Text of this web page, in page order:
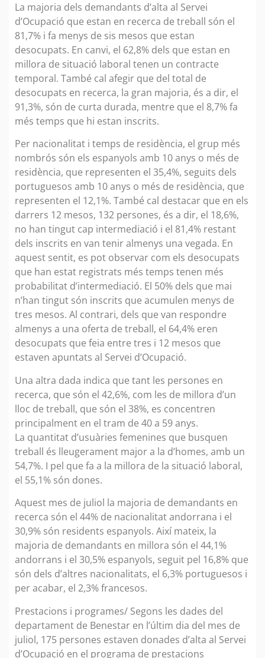
La majoria dels demandants d’alta al Servei
d’Ocupació que estan en recerca de treball són el
81,7% i fa menys de sis mesos que estan
desocupats. En canvi, el 62,8% dels que estan en
millora de situació laboral tenen un contracte
temporal. També cal afegir que del total de
desocupats en recerca, la gran majoria, és a dir, el
91,3%, són de curta durada, mentre que el 8,7% fa
més temps que hi estan inscrits.
Per nacionalitat i temps de residència, el grup més
nombrós són els espanyols amb 10 anys o més de
residència, que representen el 35,4%, seguits dels
portuguesos amb 10 anys o més de residència, que
representen el 12,1%. També cal destacar que en els
darrers 12 mesos, 132 persones, és a dir, el 18,6%,
no han tingut cap intermediació i el 81,4% restant
dels inscrits en van tenir almenys una vegada. En
aquest sentit, es pot observar com els desocupats
que han estat registrats més temps tenen més
probabilitat d’intermediació. El 50% dels que mai
n’han tingut són inscrits que acumulen menys de
tres mesos. Al contrari, dels que van respondre
almenys a una oferta de treball, el 64,4% eren
desocupats que feia entre tres i 12 mesos que
estaven apuntats al Servei d’Ocupació.
Una altra dada indica que tant les persones en
recerca, que són el 42,6%, com les de millora d’un
lloc de treball, que són el 38%, es concentren
principalment en el tram de 40 a 59 anys.
La quantitat d’usuàries femenines que busquen
treball és lleugerament major a la d’homes, amb un
54,7%. I pel que fa a la millora de la situació laboral,
el 55,1% són dones.
Aquest mes de juliol la majoria de demandants en
recerca són el 44% de nacionalitat andorrana i el
30,9% són residents espanyols. Així mateix, la
majoria de demandants en millora són el 44,1%
andorrans i el 30,5% espanyols, seguit pel 16,8% que
són dels d’altres nacionalitats, el 6,3% portuguesos i
per acabar, el 2,3% francesos.
Prestacions i programes/ Segons les dades del
departament de Benestar en l’últim dia del mes de
juliol, 175 persones estaven donades d’alta al Servei
d’Ocupació en el programa de prestacions